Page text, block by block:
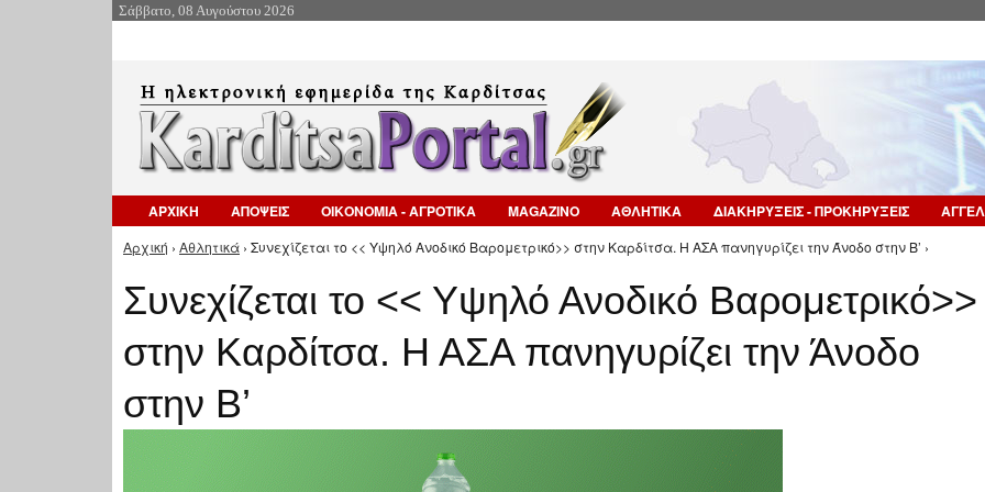
Σάββατο, 08 Αυγούστου 2026
ΑΡΧΙΚΗ ΑΠΟΨΕΙΣ ΟΙΚΟΝΟΜΙΑ - ΑΓΡΟΤΙΚΑ MAGAZINO ΑΘΛΗΤΙΚΑ ΔΙΑΚΗΡΥΞΕΙΣ - ΠΡΟΚΗΡΥΞΕΙΣ
Είστε εδώ
Αρχική › Αθλητικά › Συνεχίζεται το << Υψηλό Ανοδικό Βαρομετρικό>> στην Καρδίτσα. Η ΑΣΑ πανηγυρίζει την Άνοδο στην Β’ ›
Συνεχίζεται το << Υψηλό Ανοδικό Βαρομετρικό>>
στην Καρδίτσα. Η ΑΣΑ πανηγυρίζει την Άνοδο
στην Β’